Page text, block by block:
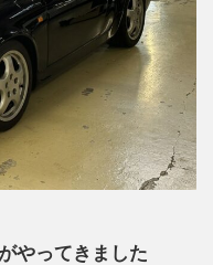
やってきました